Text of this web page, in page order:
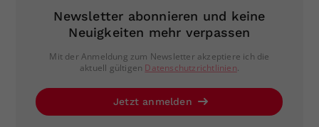
Newsletter abonnieren und keine
Neuigkeiten mehr verpassen
Mit der Anmeldung zum Newsletter akzeptiere ich die
aktuell gültigen Datenschutzrichtlinien.
Jetzt anmelden